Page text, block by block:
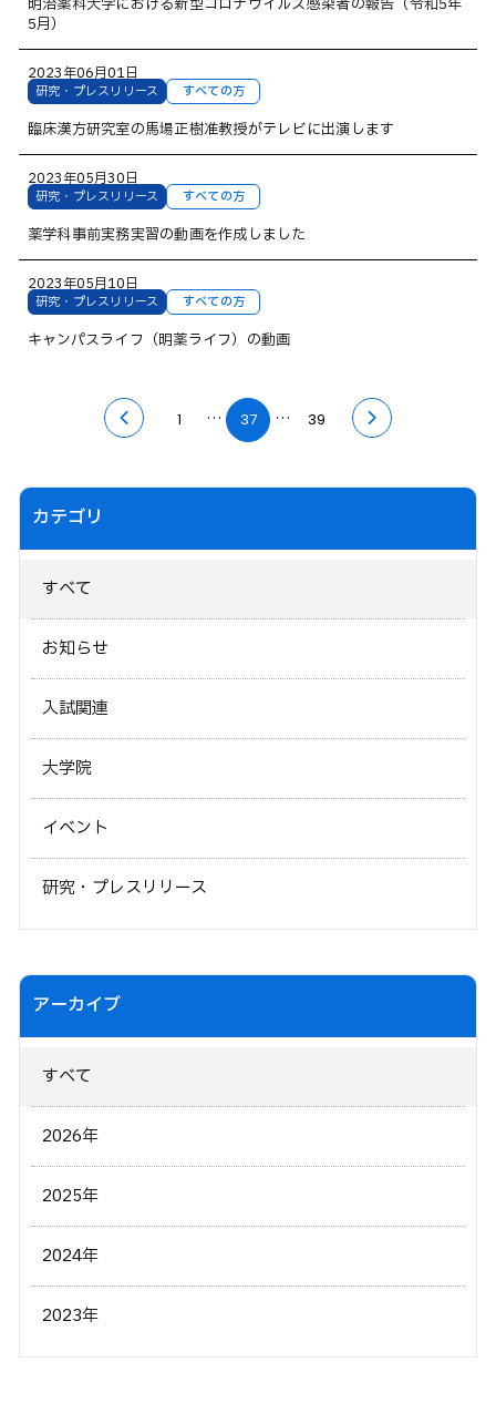
明治薬科大学における新型コロナウイルス感染者の報告（令和5年
5月）
2023年06月01日
研究・プレスリリース すべての方
臨床漢方研究室の馬場正樹准教授がテレビに出演します
2023年05月30日
研究・プレスリリース すべての方
薬学科事前実務実習の動画を作成しました
2023年05月10日
研究・プレスリリース すべての方
キャンパスライフ（明薬ライフ）の動画
1 … 37 … 39
カテゴリ
すべて
お知らせ
入試関連
大学院
イベント
研究・プレスリリース
アーカイブ
すべて
2026年
2025年
2024年
2023年